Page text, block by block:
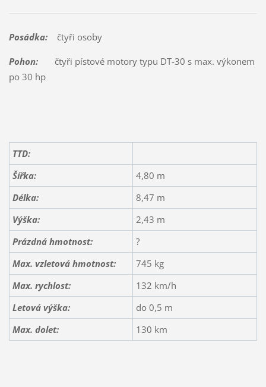
Posádka:čtyři osoby
Pohon:čtyři pístové motory typu DT-30 s max. výkonem
po 30 hp
TTD:
Šířka:
4,80 m
Délka:
8,47 m
Výška:
2,43 m
Prázdná hmotnost:
?
Max. vzletová hmotnost:
745 kg
Max. rychlost:
132 km/h
Letová výška:
do 0,5 m
Max. dolet:
130 km